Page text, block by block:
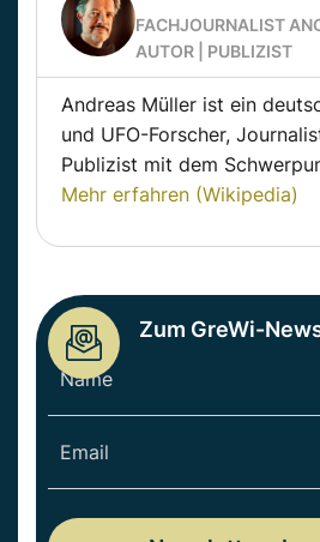
FACHJOURNALIST
AUTOR | PUBLIZIST
Andreas Müller ist ein
und UFO-Forscher,
Publizist mit dem
Mehr erfahren (Wikipedia)
Zum GreWi-